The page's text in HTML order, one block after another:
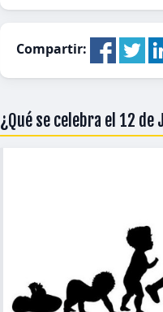
Compartir:
¿Qué se celebra el 12